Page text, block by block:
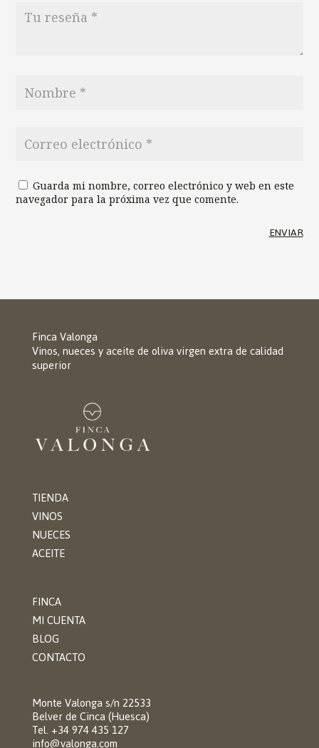
Guarda mi nombre, correo electrónico y web en este
navegador para la próxima vez que comente.
ENVIAR
Finca Valonga
Vinos, nueces y aceite de oliva virgen extra de calidad
superior
TIENDA
VINOS
NUECES
ACEITE
FINCA
MI CUENTA
BLOG
CONTACTO
Monte Valonga s/n 22533
Belver de Cinca (Huesca)
Tel. +34 974 435 127
info@valonga.com